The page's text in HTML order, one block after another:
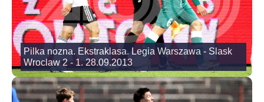
Pilka nozna. Ekstraklasa. Legia Warszawa - Slask
Wroclaw 2 - 1. 28.09.2013